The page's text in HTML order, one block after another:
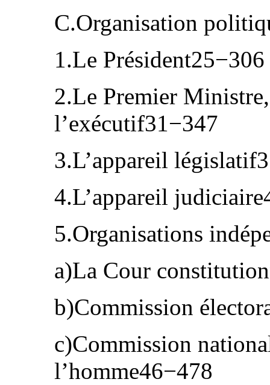
C.Organisation
1.Le Président25−306
2.Le Premier
l’exécutif31−347
3.L’appareil
4.L’appareil
5.Organisations
a)La Cour
b)Commission
c)Commission
l’homme46−478